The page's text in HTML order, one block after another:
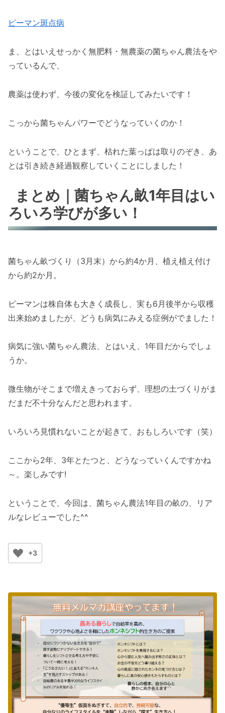
ピーマン斑点病
ま、とはいえせっかく無肥料・無農薬の菌ちゃん農法をや
っているんで、
農薬は使わず、今後の変化を検証してみたいです！
こっから菌ちゃんパワーでどうなっていくのか！
ということで、ひとまず、枯れた葉っぱは取りのぞき、あ
とは引き続き経過観察していくことにしました！
まとめ｜菌ちゃん畝1年目はい
ろいろ学びが多い！
菌ちゃん畝づくり（3月末）から約4か月、植え植え付け
から約2か月。
ピーマンは株自体も大きく成長し、実も6月後半から収穫
出来始めましたが、どうも病気にみえる症例がでました！
病気に強い菌ちゃん農法、とはいえ、1年目だからでしょ
うか。
微生物がそこまで増えきっておらず、理想の土づくりがま
だまだ不十分なんだと思われます。
いろいろ見慣れないことが起きて、おもしろいです（笑）
ここから2年、3年とたつと、どうなっていくんですかね
～。楽しみです!
ということで、今回は、菌ちゃん農法1年目の畝の、リア
ルなレビューでした^^
+3